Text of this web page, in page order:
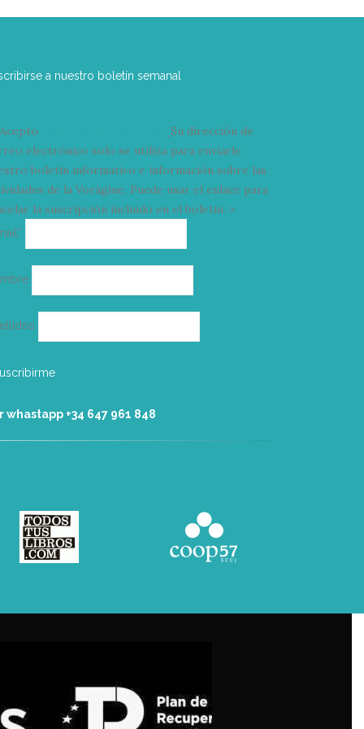
a nuestro boletín semanal
Acepto
Su dirección de
electrónico solo se utiliza para enviarle
boletín informativo e información sobre las
de la Vorágine. Puede usar el enlace para
la suscripción incluido en el boletín. >
electrónico
whastapp +34 ‭647 961 848‬